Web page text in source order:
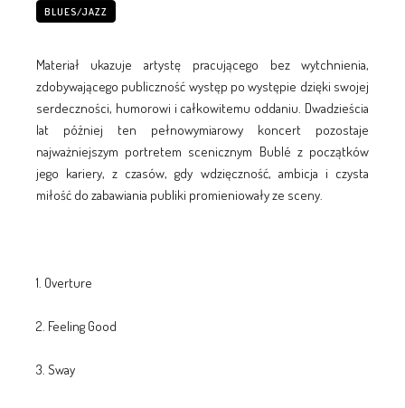
BLUES/JAZZ
Materiał ukazuje artystę pracującego bez wytchnienia,
zdobywającego publiczność występ po występie dzięki swojej
serdeczności, humorowi i całkowitemu oddaniu. Dwadzieścia
lat później ten pełnowymiarowy koncert pozostaje
najważniejszym portretem scenicznym Bublé z początków
jego kariery, z czasów, gdy wdzięczność, ambicja i czysta
miłość do zabawiania publiki promieniowały ze sceny.
1. Overture
2. Feeling Good
3. Sway